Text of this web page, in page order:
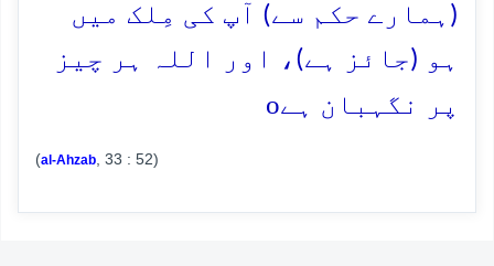
(ہمارے حکم سے) آپ کی مِلک میں
ہو (جائز ہے)، اور اللہ ہر چیز
پر نگہبان ہےo
(al-Ahzab , 33 : 52)